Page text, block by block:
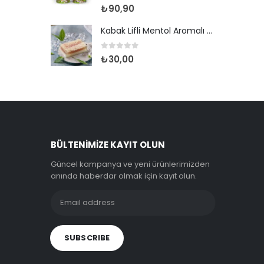
out of 5
₺90,90
Kabak Lifli Mentol Aromalı Sabun
out of 5
₺30,00
BÜLTENIMIZE KAYIT OLUN
Güncel kampanya ve yeni ürünlerimizden
anında haberdar olmak için kayıt olun.